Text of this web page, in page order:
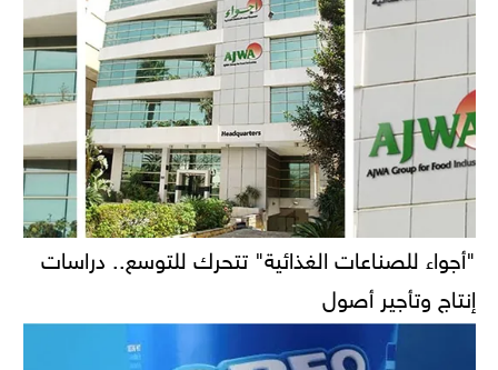
"أجواء للصناعات الغذائية" تتحرك للتوسع.. دراسات
إنتاج وتأجير أصول